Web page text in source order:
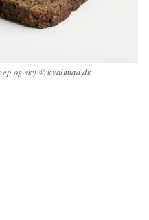
og sky © kvalimad.dk